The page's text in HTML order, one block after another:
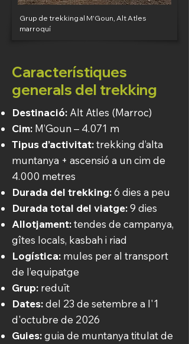
Grup de trekking al M'Goun, Alt Atles
marroquí
Característiques
generals del trekking
Destinació: Alt Atles (Marroc)
Cim: M’Goun – 4.071 m
Tipus d’activitat:trekking d’alta
muntanya + ascensió a un cim de
4.000 metres
Durada del trekking:6 dies a peu
Durada total del viatge:9 dies
Allotjament:tendes de campanya,
gîtes locals, kasbah i riad
Logística: mules per al transport
de l’equipatge
Grup: reduït
Dates:del 23 de setembre a l'1
d'octubre de 2026
Guies:guia de muntanya titulat de